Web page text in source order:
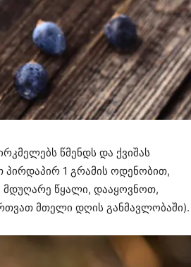
წმენდს და ქვიშას
პირდაპირ 1 გრამის ოდენობით,
მდუღარე წყალი, დააყოვნოთ,
მთელი დღის განმავლობაში).